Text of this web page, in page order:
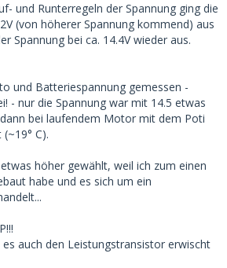
und Runterregeln der Spannung ging die
(von höherer Spannung kommend) aus
Spannung bei ca. 14.4V wieder aus.
und Batteriespannung gemessen -
- nur die Spannung war mit 14.5 etwas
bei laufendem Motor mit dem Poti
C).
höher gewählt, weil ich zum einen
habe und es sich um ein
auch den Leistungstransistor erwischt